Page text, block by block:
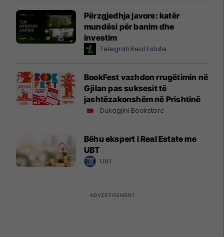
Përzgjedhja javore: katër
mundësi për banim dhe
investim
Telegrafi Real Estate
BookFest vazhdon rrugëtimin në
Gjilan pas suksesit të
jashtëzakonshëm në Prishtinë
Dukagjini Bookstore
Bëhu ekspert i Real Estate me
UBT
UBT